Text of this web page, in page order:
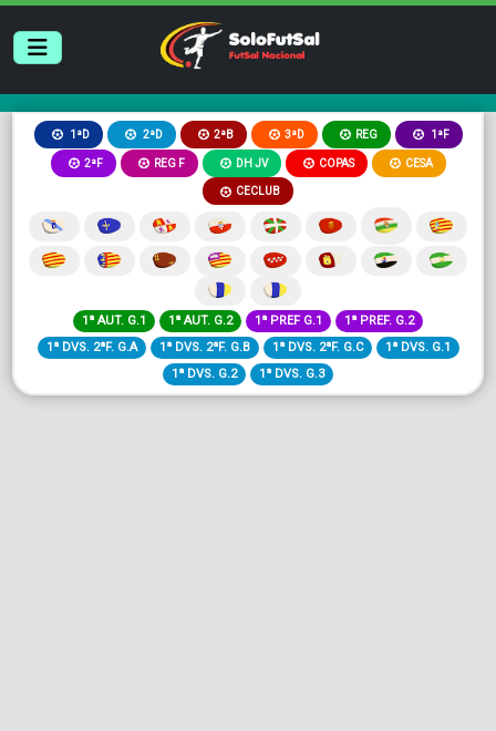
1ªD 2ªD 2ªB 3ªD REG 1ªF
2ªF REG F DH JV COPAS CESA
CECLUB
1ª AUT. G.1 1ª AUT. G.2 1ª PREF G.1
1ª PREF. G.2
1ª DVS. 2ªF. G.A
1ª DVS. 2ªF. G.B 1ª DVS. 2ªF. G.C
1ª DVS. G.1
1ª DVS. G.2
1ª DVS. G.3